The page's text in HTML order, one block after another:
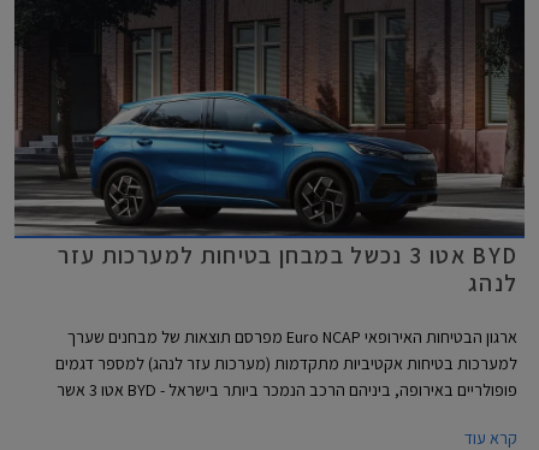
BYD אטו 3 נכשל במבחן בטיחות למערכות עזר
לנהג
ארגון הבטיחות האירופאי Euro NCAP מפרסם תוצאות של מבחנים שערך
למערכות בטיחות אקטיביות מתקדמות (מערכות עזר לנהג) למספר דגמים
פופולריים באירופה, ביניהם הרכב הנמכר ביותר בישראל - BYD אטו 3 אשר
קרא עוד